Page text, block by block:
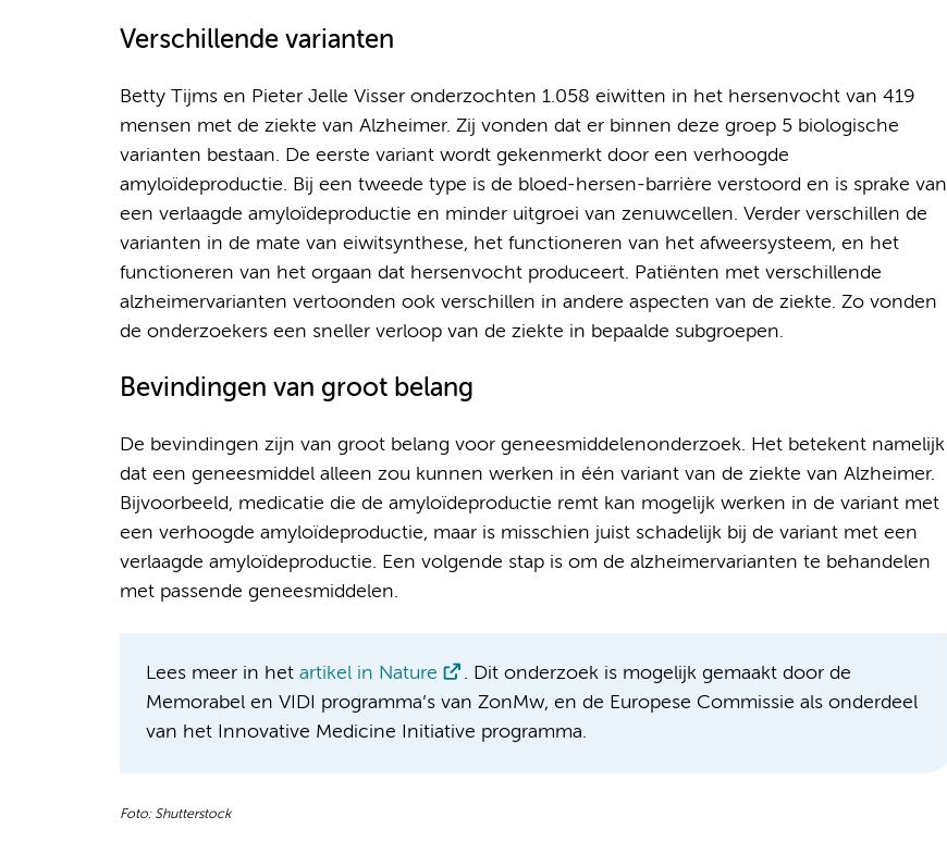
Verschillende varianten
Betty Tijms en Pieter Jelle Visser onderzochten 1.058 eiwitten in het hersenvocht van 419
mensen met de ziekte van Alzheimer. Zij vonden dat er binnen deze groep 5 biologische
varianten bestaan. De eerste variant wordt gekenmerkt door een verhoogde
amyloïdeproductie. Bij een tweede type is de bloed-hersen-barrière verstoord en is sprake van
een verlaagde amyloïdeproductie en minder uitgroei van zenuwcellen. Verder verschillen de
varianten in de mate van eiwitsynthese, het functioneren van het afweersysteem, en het
functioneren van het orgaan dat hersenvocht produceert. Patiënten met verschillende
alzheimervarianten vertoonden ook verschillen in andere aspecten van de ziekte. Zo vonden
de onderzoekers een sneller verloop van de ziekte in bepaalde subgroepen.
Bevindingen van groot belang
De bevindingen zijn van groot belang voor geneesmiddelenonderzoek. Het betekent namelijk
dat een geneesmiddel alleen zou kunnen werken in één variant van de ziekte van Alzheimer.
Bijvoorbeeld, medicatie die de amyloïdeproductie remt kan mogelijk werken in de variant met
een verhoogde amyloïdeproductie, maar is misschien juist schadelijk bij de variant met een
verlaagde amyloïdeproductie. Een volgende stap is om de alzheimervarianten te behandelen
met passende geneesmiddelen.
Lees meer in het artikel in Nature
. Dit onderzoek is mogelijk gemaakt door de
Memorabel en VIDI programma’s van ZonMw, en de Europese Commissie als onderdeel
van het Innovative Medicine Initiative programma.
Foto: Shutterstock